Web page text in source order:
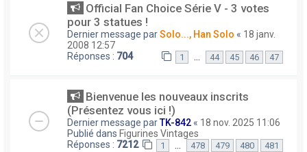
Official Fan Choice Série V - 3 votes
pour 3 statues !
Dernier message parSolo..., Han Solo « 18 janv.
2008 12:57
Réponses : 704 1 … 44 45 46 47
Bienvenue les nouveaux inscrits
(Présentez vous ici !)
Dernier message parTK-842 « 18 nov. 2025 11:06
Publié dans Figurines Vintages
Réponses : 7212 1 … 478 479 480 481